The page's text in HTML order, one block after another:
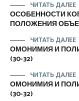
ЧИТАТЬ ДАЛЕЕ
ОСОБЕННОСТИ
ПОЛОЖЕНИЯ
ЧИТАТЬ ДАЛЕЕ
ОМОНИМИЯ И
(30-32)
ЧИТАТЬ ДАЛЕЕ
ОМОНИМИЯ И
(30-32)